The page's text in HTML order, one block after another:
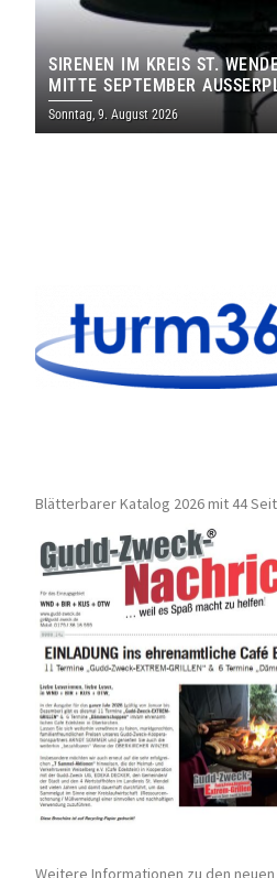
SIRENEN IM KREIS ST.
MITTE SEPTEMBER
Sonntag, 9. August 2026
Blätterbarer Katalog 2026 mit 44
Weitere Informationen zu den